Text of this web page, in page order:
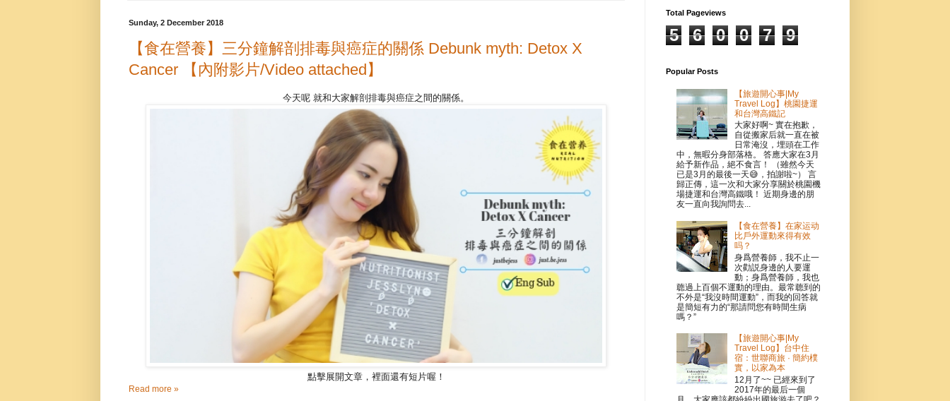
Sunday, 2 December 2018
【食在營養】三分鐘解剖排毒與癌症的關係 Debunk myth: Detox X
Cancer 【內附影片/Video attached】
今天呢 就和大家解剖排毒與癌症之間的關係。
點擊展開文章，裡面還有短片喔！
Read more »
Total Pageviews
5 6 0 0 7 9
Popular Posts
【旅遊開心事|My
Travel Log】桃園捷運
和台灣高鐵記
大家好啊~ 實在抱歉，
自從搬家后就一直在被
日常淹沒，埋頭在工作
中，無暇分身部落格。 答應大家在3月
給予新作品，絕不食言！ （雖然今天
已是3月的最後一天😅，拍謝啦~） 言
歸正傳，這一次和大家分享關於桃園機
場捷運和台灣高鐵哦！ 近期身邊的朋
友一直向我詢問去...
【食在營養】在家运动
比戶外運動來得有效
吗？
身爲營養師，我不止一
次勸説身邊的人要運
動；身爲營養師，我也
聼過上百個不運動的理由。最常聼到的
不外是“我沒時間運動”，而我的回答就
是簡短有力的“那請問您有時間生病
嗎？”
【旅遊開心事|My
Travel Log】台中住
宿：世聯商旅 · 簡約樸
實，以家為本
12月了~~ 已經來到了
2017年的最后一個